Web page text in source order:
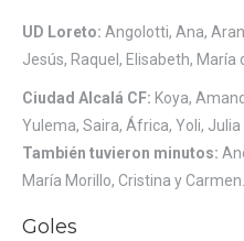
UD Loreto: Angolotti, Ana,
Jesús, Raquel, Elisabeth, María
Ciudad Alcalá CF: Koya,
Yulema, Saira, África, Yoli, Julia
También tuvieron minutos:
María Morillo, Cristina y Carmen.
Goles